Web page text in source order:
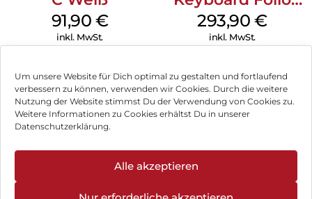
Um unsere Website für Dich optimal zu gestalten und fortlaufend
verbessern zu können, verwenden wir Cookies. Durch die weitere
Nutzung der Website stimmst Du der Verwendung von Cookies zu.
Weitere Informationen zu Cookies erhältst Du in unserer
Datenschutzerklärung.
Alle akzeptieren
91,90 €
inkl. MwSt.
iPad 10.9″ (10.Gen.)
Weiß
293,90€
inkl. MwSt.
Impressum